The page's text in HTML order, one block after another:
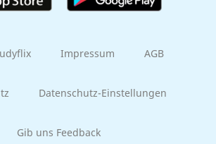
Impressum AGB
Datenschutz-Einstellungen
Gib uns Feedback